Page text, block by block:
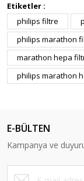
Etiketler :
philips filtre
philips marathon
marathon hepa
philips marathon
E-BÜLTEN
Kampanya ve